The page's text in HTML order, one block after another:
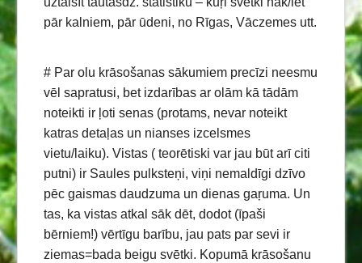
pār kalniem, pār ūdeni, no Rīgas, Vāczemes utt.
# Par olu krāsošanas sākumiem precīzi neesmu
vēl sapratusi, bet izdarības ar olām kā tādām
noteikti ir ļoti senas (protams, nevar noteikt
katras detaļas un nianses izcelsmes
vietu/laiku). Vistas ( teorētiski var jau būt arī citi
putni) ir Saules pulksteņi, viņi nemaldīgi dzīvo
pēc gaismas daudzuma un dienas gaŗuma. Un
tas, ka vistas atkal sāk dēt, dodot (īpaši
bērniem!) vērtīgu barību, jau pats par sevi ir
ziemas=bada beigu svētki. Kopumā krāsošanu